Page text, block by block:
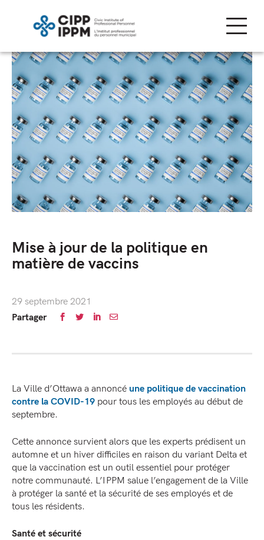
Mise à jour de la politique en
matière de vaccins
29 septembre 2021
Partager
La Ville d’Ottawa a annoncé une politique de vaccination
contre la COVID-19 pour tous les employés au début de
septembre.
Cette annonce survient alors que les experts prédisent un
automne et un hiver difficiles en raison du variant Delta et
que la vaccination est un outil essentiel pour protéger
notre communauté. L’IPPM salue l’engagement de la Ville
à protéger la santé et la sécurité de ses employés et de
tous les résidents.
Santé et sécurité